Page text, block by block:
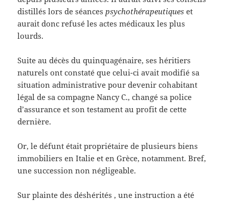
distillés lors de séancespsychothérapeutiques et
aurait donc refusé les actes médicaux les plus
lourds.
Suite au décès du quinquagénaire, ses héritiers
naturels ont constaté que celui-ci avait modifié sa
situation administrative pour devenir cohabitant
légal de sa compagne Nancy C., changé sa police
d’assurance et son testament au profit de cette
dernière.
Or, le défunt était propriétaire de plusieurs biens
immobiliers en Italie et en Grèce, notamment. Bref,
une succession non négligeable.
Sur plainte des déshérités , une instruction a été